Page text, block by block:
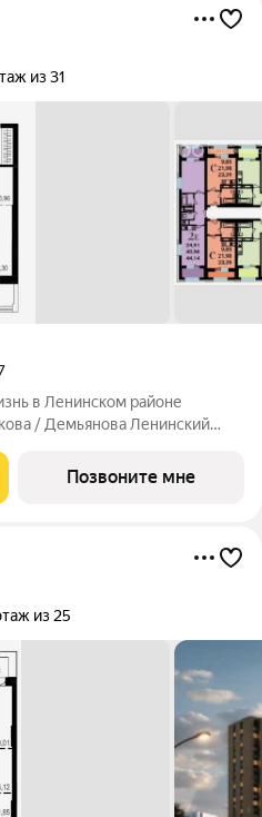
из 31
тихом центре города. Рядом
Позвоните мне
из 25